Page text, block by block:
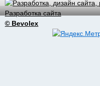
Разработка сайта
© Bevolex